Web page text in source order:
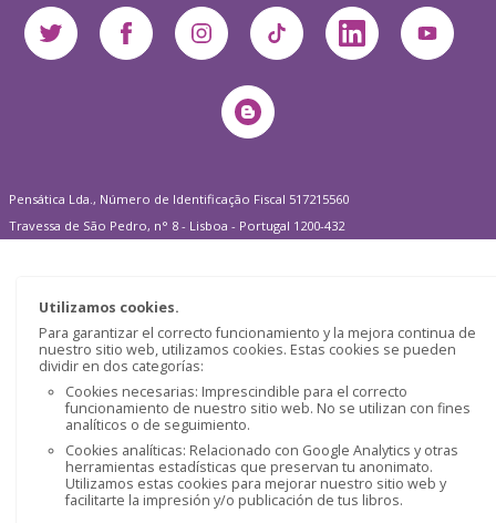
Utilizamos cookies.
Para garantizar el correcto funcionamiento y la mejora continua de
nuestro sitio web, utilizamos cookies. Estas cookies se pueden
dividir en dos categorías:
Cookies necesarias: Imprescindible para el correcto
funcionamiento de nuestro sitio web. No se utilizan con fines
analíticos o de seguimiento.
Cookies analíticas: Relacionado con Google Analytics y otras
herramientas estadísticas que preservan tu anonimato.
Utilizamos estas cookies para mejorar nuestro sitio web y
facilitarte la impresión y/o publicación de tus libros.
Pensática Lda., Número de Identificação Fiscal 517215560
Travessa de São Pedro, n° 8 - Lisboa - Portugal 1200-432